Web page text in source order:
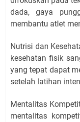
dada, gaya
membantu atlet
Nutrisi dan
kesehatan fisik
yang tepat dapat
setelah latihan
Mentalitas
mentalitas